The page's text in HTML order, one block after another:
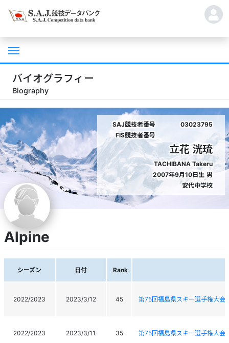
バイオグラフィー
Biography
SAJ競技者番号
03023795
FIS競技者番号
立花 洸琉
TACHIBANA Takeru
2007年9月10日生 男
安代中学校
Alpine
シーズン 日付 Rank
2022/2023 2023/3/12 45 第75回福島県スキー選手権大会
2022/2023 2023/3/11 35 第75回福島県スキー選手権大会